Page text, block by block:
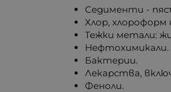
Седименти -
Хлор, хлороформ
Тежки метали:
Нефтохимикали.
Бактерии.
Лекарства,
Феноли.